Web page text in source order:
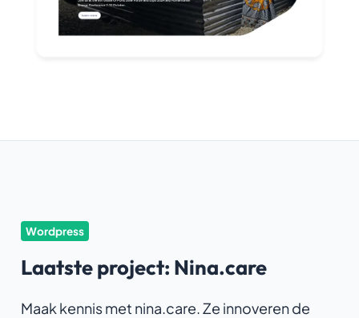
Wordpress
Laatste project: Nina.care
Maak kennis met nina.care. Ze innoveren de